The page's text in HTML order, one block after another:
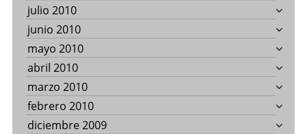
julio 2010
junio 2010
mayo 2010
abril 2010
marzo 2010
febrero 2010
diciembre 2009